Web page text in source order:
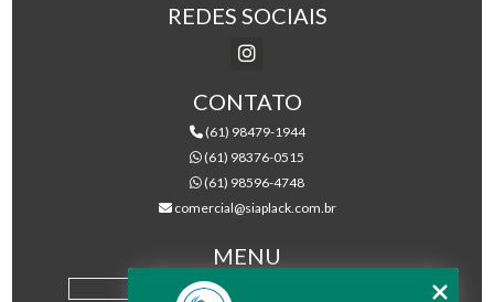
REDES SOCIAIS
CONTATO
(61) 98479-1944
(61) 98376-0515
(61) 98596-4748
comercial@siaplack.com.br
MENU